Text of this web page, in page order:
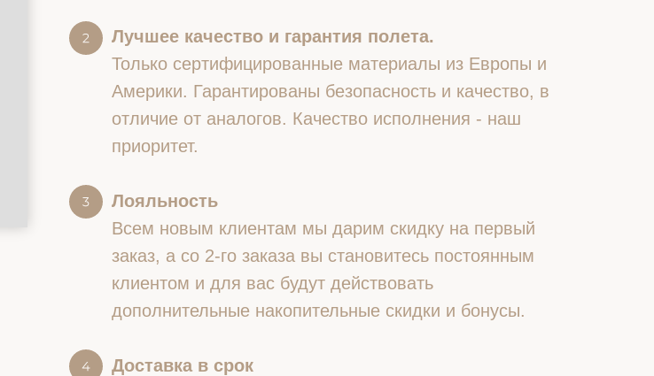
Лучшее качество и гарантия полета.
Только сертифицированные материалы из Европы и
Америки. Гарантированы безопасность и качество, в
отличие от аналогов. Качество исполнения - наш
приоритет.
Лояльность
Всем новым клиентам мы дарим скидку на первый
заказ, а со 2-го заказа вы становитесь постоянным
клиентом и для вас будут действовать
дополнительные накопительные скидки и бонусы.
Доставка в срок